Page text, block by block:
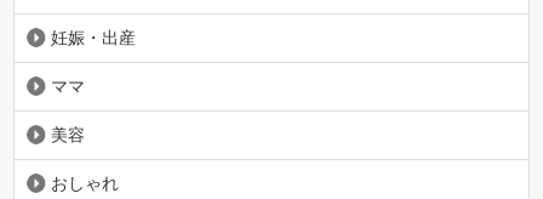
妊娠・出産
ママ
美容
おしゃれ